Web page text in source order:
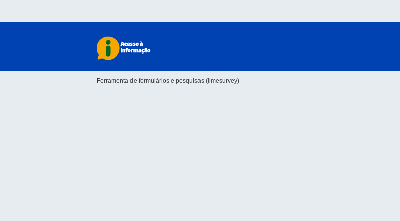
Ferramenta de formulários e pesquisas (limesurvey)